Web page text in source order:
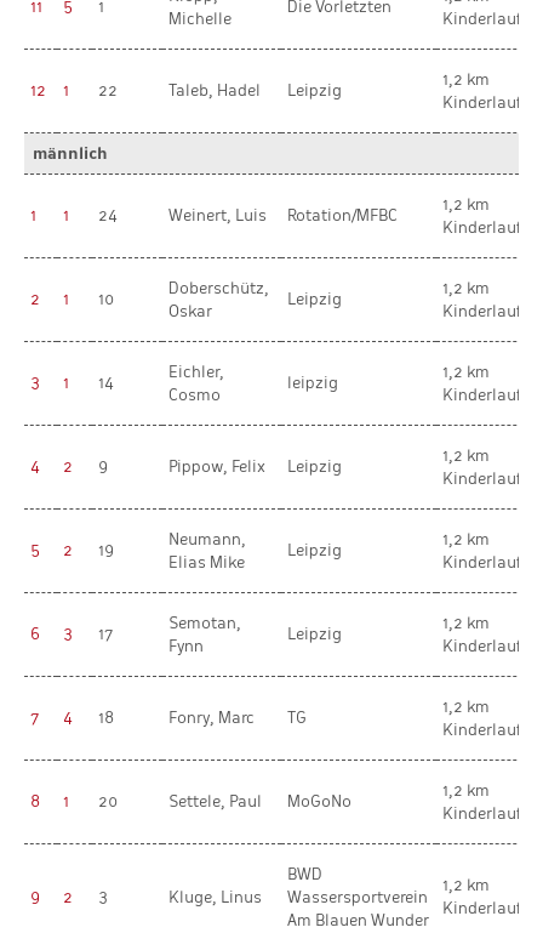
11 5 1
Michelle
Die Vorletzten
Kinderlauf
12 1 22 Taleb, Hadel Leipzig
1,2 km
Kinderlauf
männlich
1 1 24 Weinert, Luis Rotation/MFBC
1,2 km
Kinderlauf
2 1 10
Doberschütz,
Oskar
Leipzig
1,2 km
Kinderlauf
3 1 14
Eichler,
Cosmo
leipzig
1,2 km
Kinderlauf
4 2 9 Pippow, Felix Leipzig
1,2 km
Kinderlauf
5 2 19
Neumann,
Elias Mike
Leipzig
1,2 km
Kinderlauf
6 3 17
Semotan,
Fynn
Leipzig
1,2 km
Kinderlauf
7 4 18 Fonry, Marc TG
1,2 km
Kinderlauf
8 1 20 Settele, Paul MoGoNo
1,2 km
Kinderlauf
9 2 3 Kluge, Linus
BWD
Wassersportverein
Am Blauen Wunder
1,2 km
Kinderlauf